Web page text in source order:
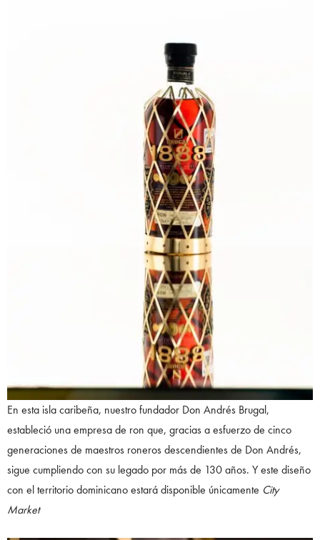
En esta isla caribeña, nuestro fundador Don Andrés Brugal,
estableció una empresa de ron que, gracias a esfuerzo de cinco
generaciones de maestros roneros descendientes de Don Andrés,
sigue cumpliendo con su legado por más de 130 años. Y este diseño
con el territorio dominicano estará disponible únicamente City
Market